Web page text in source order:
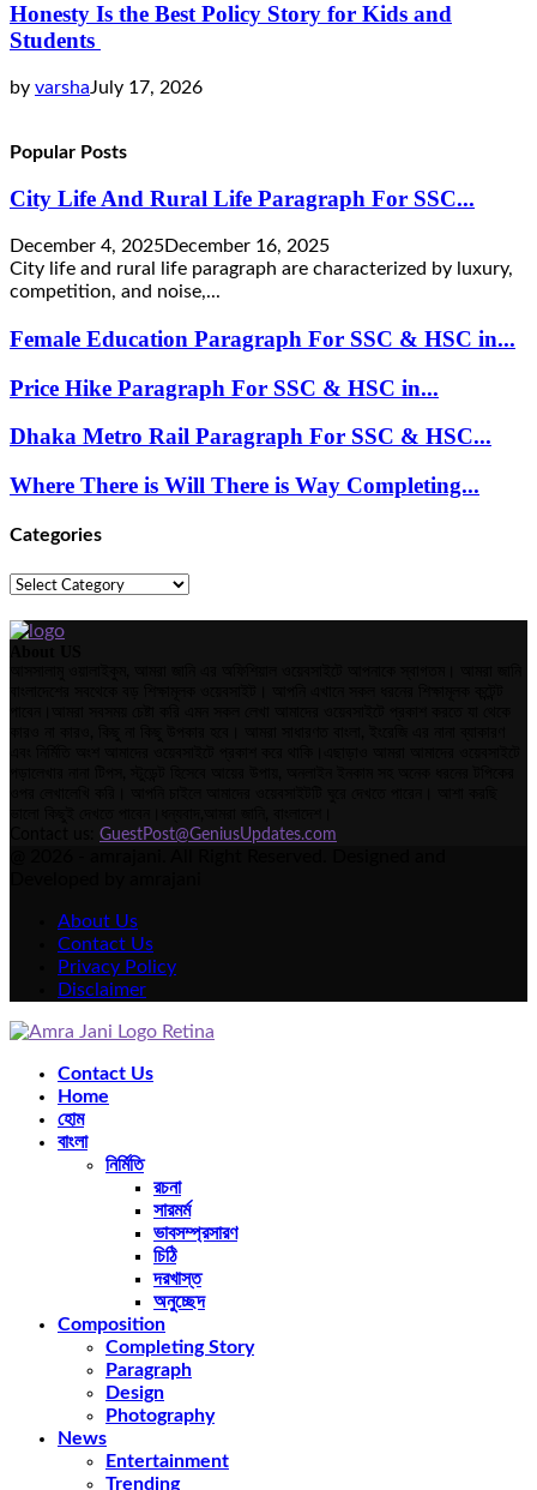
Honesty Is the Best Policy Story for Kids and
Students
by varshaJuly 17, 2026
Popular Posts
City Life And Rural Life Paragraph For SSC...
December 4, 2025December 16, 2025
City life and rural life paragraph are characterized by luxury,
competition, and noise,...
Female Education Paragraph For SSC & HSC in...
Price Hike Paragraph For SSC & HSC in...
Dhaka Metro Rail Paragraph For SSC & HSC...
Where There is Will There is Way Completing...
Categories
Categories
GuestPost@GeniusUpdates.com
About Us
Contact Us
Privacy Policy
Disclaimer
Contact Us
Home
হোম
বাংলা
নির্মিতি
রচনা
সারমর্ম
ভাবসম্প্রসারণ
চিঠি
দরখাস্ত
অনুচ্ছেদ
Composition
Completing Story
Paragraph
Design
Photography
News
Entertainment
Trending